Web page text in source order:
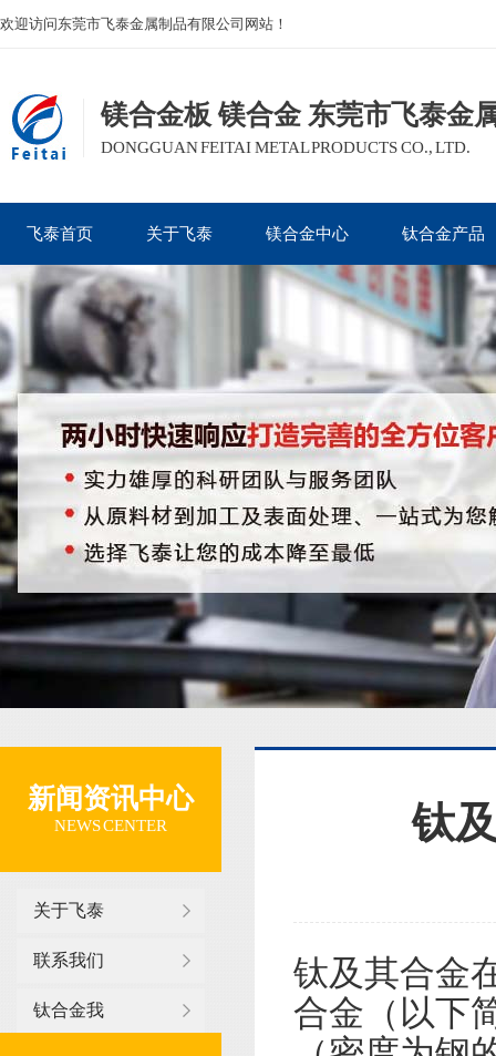
欢迎访问东莞市飞泰金属制品有限公司网站！
镁合金板 镁合金 东莞市飞泰金
DONGGUAN FEITAI METAL PRODUCTS CO., LTD.
飞泰首页 关于飞泰 镁合金中心 钛合金产品
新闻资讯中心
NEWS CENTER
关于飞泰
联系我们
钛合金我
钛
钛及其合金
合金（以下